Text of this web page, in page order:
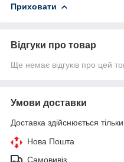
Приховати
Відгуки про товар
Ще немає відгуків про цей
Умови доставки
Доставка здійснюється
Нова Пошта
Самовивіз